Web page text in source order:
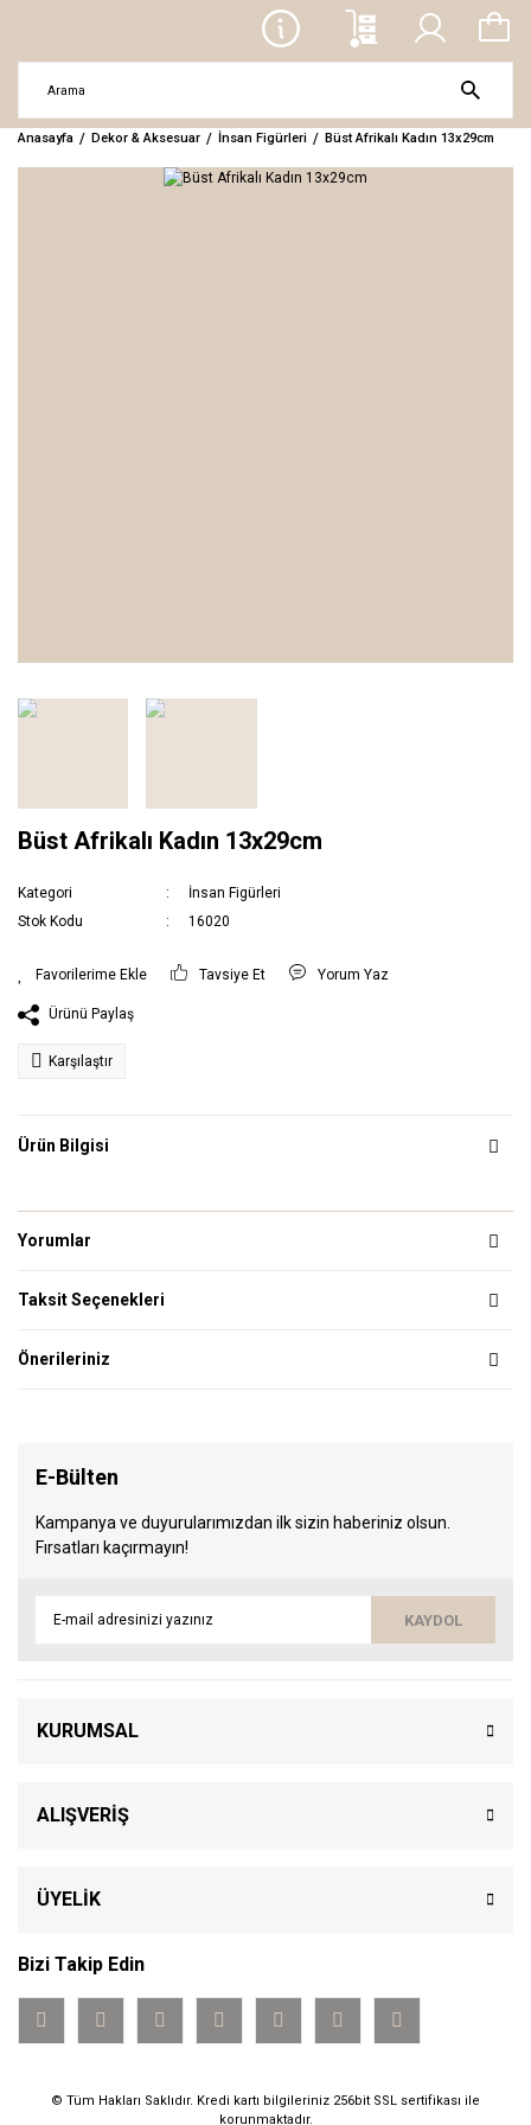
Anasayfa Dekor & Aksesuar İnsan Figürleri Büst Afrikalı Kadın 13x29cm
Büst Afrikalı Kadın 13x29cm
Kategori
İnsan Figürleri
Stok Kodu
16020
Tavsiye Et Yorum Yaz
Ürünü Paylaş
Karşılaştır
Ürün Bilgisi
Yorumlar
Taksit Seçenekleri
Önerileriniz
E-Bülten
Kampanya ve duyurularımızdan ilk sizin haberiniz olsun.
Fırsatları kaçırmayın!
KAYDOL
KURUMSAL
ALIŞVERİŞ
ÜYELİK
Bizi Takip Edin
© Tüm Hakları Saklıdır. Kredi kartı bilgileriniz 256bit SSL sertifikası ile
korunmaktadır.